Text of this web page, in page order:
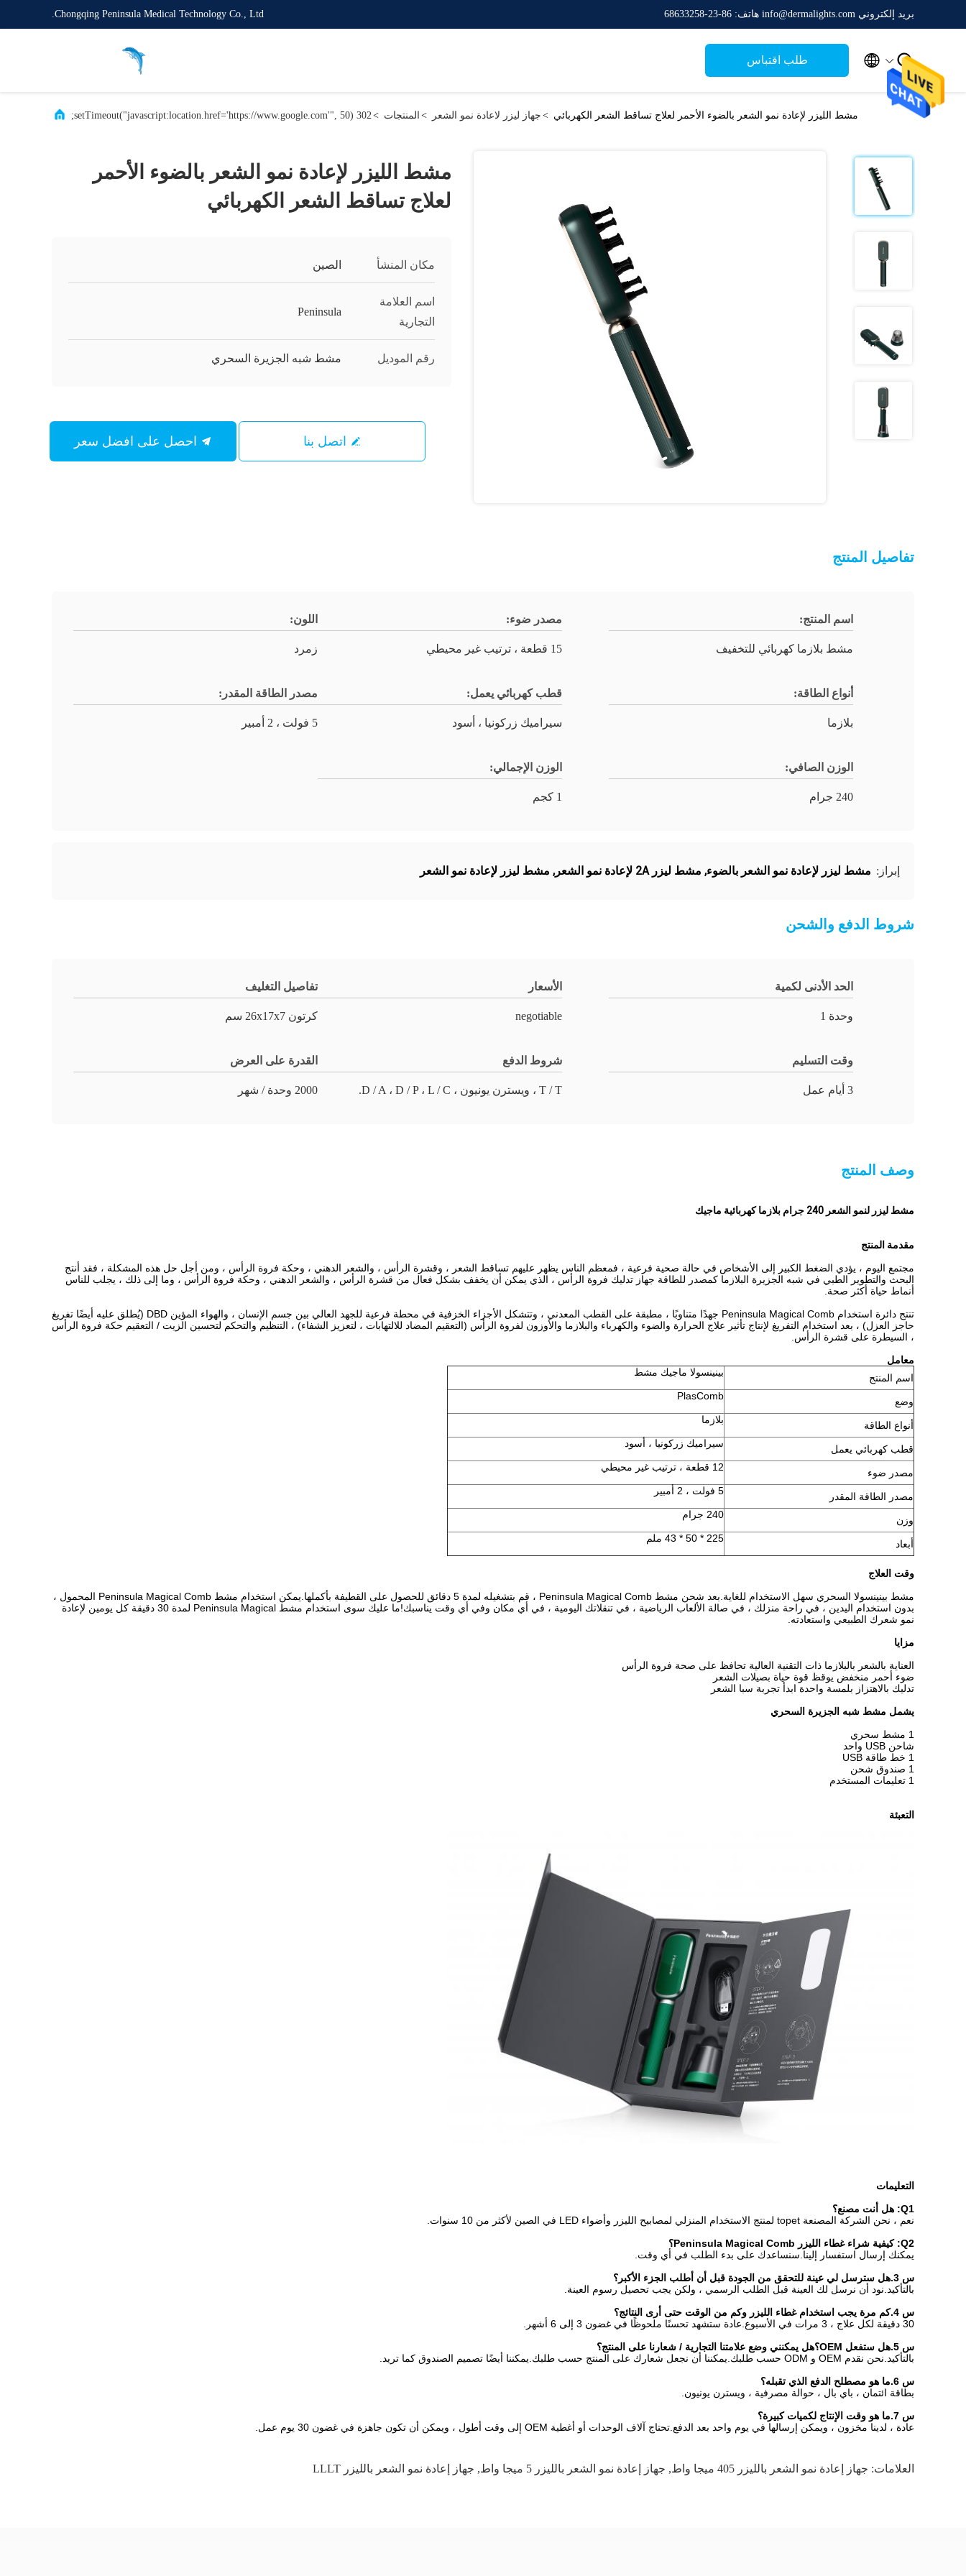
Chongqing Peninsula Medical Technology Co., Ltd. بريد إلكتروني info@dermalights.com هاتف: 86-23-68633258
طلب اقتباس  
302 setTimeout("javascript:location.href='https://www.google.com'", 50);> المنتجات > جهاز ليزر لاعادة نمو الشعر > مشط الليزر لإعادة نمو الشعر بالضوء الأحمر لعلاج تساقط الشعر الكهربائي
مشط الليزر لإعادة نمو الشعر بالضوء الأحمر
لعلاج تساقط الشعر الكهربائي
مكان المنشأ الصين
اسم العلامة
التجارية
Peninsula
رقم الموديل مشط شبه الجزيرة السحري
اتصل بنا
تفاصيل المنتج
اسم المنتج:
مشط بلازما كهربائي للتخفيف
مصدر ضوء:
15 قطعة ، ترتيب غير محيطي
اللون:
زمرد
أنواع الطاقة:
بلازما
قطب كهربائي يعمل:
سيراميك زركونيا ، أسود
مصدر الطاقة المقدر:
5 فولت ، 2 أمبير
الوزن الصافي:
240 جرام
الوزن الإجمالي:
1 كجم
إبراز: مشط ليزر لإعادة نمو الشعر بالضوء, مشط ليزر 2A لإعادة نمو الشعر , مشط ليزر لإعادة نمو الشعر
شروط الدفع والشحن
الحد الأدنى لكمية
وحدة 1
الأسعار
negotiable
تفاصيل التغليف
كرتون 26x17x7 سم
وقت التسليم
3 أيام عمل
شروط الدفع
T / T ، ويسترن يونيون ، D / A ، D / P ، L / C.
القدرة على العرض
2000 وحدة / شهر
وصف المنتج
مشط ليزر لنمو الشعر 240 جرام بلازما كهربائية ماجيك
مقدمة المنتج
مجتمع اليوم ، يؤدي الضغط الكبير إلى الأشخاص في حالة صحية فرعية ، فمعظم الناس يظهر عليهم تساقط الشعر ، وقشرة الرأس ، والشعر الدهني ، وحكة فروة الرأس ، ومن أجل حل هذه المشكلة ، فقد أنتج
البحث والتطوير الطبي في شبه الجزيرة البلازما كمصدر للطاقة جهاز تدليك فروة الرأس ، الذي يمكن أن يخفف بشكل فعال من قشرة الرأس ، والشعر الدهني ، وحكة فروة الرأس ، وما إلى ذلك ، يجلب للناس
أنماط حياة أكثر صحة.
تنتج دائرة استخدام Peninsula Magical Comb جهدًا متناوبًا ، مطبقة على القطب المعدني ، وتتشكل الأجزاء الخزفية في محطة فرعية للجهد العالي بين جسم الإنسان ، والهواء المؤين DBD (يُطلق عليه أيضًا تفريغ
حاجز العزل) ، بعد استخدام التفريغ لإنتاج تأثير علاج الحرارة والضوء والكهرباء والبلازما والأوزون لفروة الرأس (التعقيم المضاد للالتهابات ، لتعزيز الشفاء) ، التنظيم والتحكم لتحسين الزيت / التعقيم حكة فروة الرأس
، السيطرة على قشرة الرأس.
معامل
اسم المنتج
بينينسولا ماجيك مشط
وضع PlasComb
أنواع الطاقة بلازما
قطب كهربائي يعمل سيراميك زركونيا ، أسود
مصدر ضوء 12 قطعة ، ترتيب غير محيطي
مصدر الطاقة المقدر 5 فولت ، 2 أمبير
وزن 240 جرام
أبعاد 225 * 50 * 43 ملم
وقت العلاج
مشط بينينسولا السحري سهل الاستخدام للغاية.بعد شحن مشط Peninsula Magical Comb ، قم بتشغيله لمدة 5 دقائق للحصول على القطيفة بأكملها.يمكن استخدام مشط Peninsula Magical Comb المحمول ،
بدون استخدام اليدين ، في راحة منزلك ، في صالة الألعاب الرياضية ، في تنقلاتك اليومية ، في أي مكان وفي أي وقت يناسبك!ما عليك سوى استخدام مشط Peninsula Magical لمدة 30 دقيقة كل يومين لإعادة
نمو شعرك الطبيعي واستعادته.
مزايا
العناية بالشعر بالبلازما ذات التقنية العالية تحافظ على صحة فروة الرأس
ضوء أحمر منخفض يوقظ قوة حياة بصيلات الشعر
تدليك بالاهتزاز بلمسة واحدة ابدأ تجربة سبا الشعر
يشمل مشط شبه الجزيرة السحري
1 مشط سحري
شاحن USB واحد
1 خط طاقة USB
1 صندوق شحن
1 تعليمات المستخدم
التعبئة
التعليمات
Q1: هل أنت مصنع؟
نعم ، نحن الشركة المصنعة topet لمنتج الاستخدام المنزلي لمصابيح الليزر وأضواء LED في الصين لأكثر من 10 سنوات.
Q2: كيفية شراء غطاء الليزر Peninsula Magical Comb؟
يمكنك إرسال استفسار إلينا.سنساعدك على بدء الطلب في أي وقت.
س 3.هل سترسل لي عينة للتحقق من الجودة قبل أن أطلب الجزء الأكبر؟
بالتأكيد.نود أن نرسل لك العينة قبل الطلب الرسمي ، ولكن يجب تحصيل رسوم العينة.
س 4.كم مرة يجب استخدام غطاء الليزر وكم من الوقت حتى أرى النتائج؟
30 دقيقة لكل علاج ، 3 مرات في الأسبوع.عادة ستشهد تحسنًا ملحوظًا في غضون 3 إلى 6 أشهر.
س 5.هل ستفعل OEM؟هل يمكنني وضع علامتنا التجارية / شعارنا على المنتج؟
بالتأكيد.نحن نقدم OEM و ODM حسب طلبك.يمكننا أن نجعل شعارك على المنتج حسب طلبك.يمكننا أيضًا تصميم الصندوق كما تريد.
س 6.ما هو مصطلح الدفع الذي تقبله؟
بطاقة ائتمان ، باي بال ، حوالة مصرفية ، ويسترن يونيون.
س 7.ما هو وقت الإنتاج لكميات كبيرة؟
عادة ، لدينا مخزون ، ويمكن إرسالها في يوم واحد بعد الدفع.تحتاج آلاف الوحدات أو أغطية OEM إلى وقت أطول ، ويمكن أن تكون جاهزة في غضون 30 يوم عمل.
العلامات: جهاز إعادة نمو الشعر بالليزر 405 ميجا واط , جهاز إعادة نمو الشعر بالليزر 5 ميجا واط , جهاز إعادة نمو الشعر بالليزر LLLT